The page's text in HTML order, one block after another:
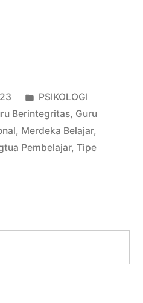
Posted
in
PSIKOLOGI
Berintegritas, Guru
, Merdeka Belajar,
Pembelajar, Tipe